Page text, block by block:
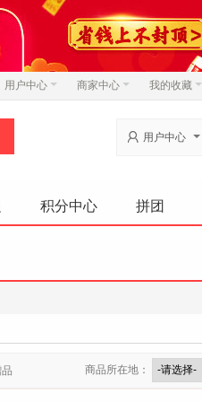
用户中心 商家中心 我的收藏
 用户中心
积分中心 拼团
商品所在地：